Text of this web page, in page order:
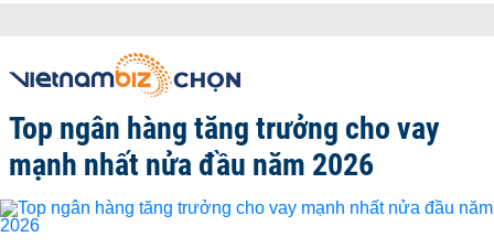
Top ngân hàng tăng trưởng cho vay
mạnh nhất nửa đầu năm 2026